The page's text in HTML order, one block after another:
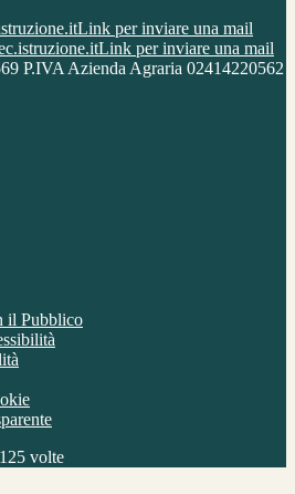
Link per inviare una mail
Link per inviare una mail
P.IVA Azienda Agraria 02414220562
il Pubblico
volte